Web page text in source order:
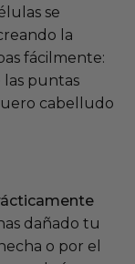
se
la
fácilmente:
las puntas
cabelludo
dañado tu
o por el